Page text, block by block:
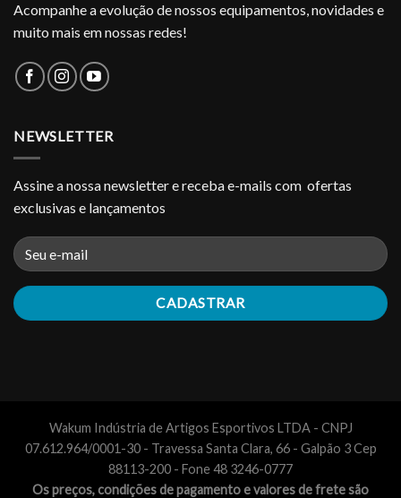
Acompanhe a evolução de nossos equipamentos, novidades e
muito mais em nossas redes!
NEWSLETTER
Assine a nossa newsletter e receba e-mails com ofertas
exclusivas e lançamentos
Wakum Indústria de Artigos Esportivos LTDA - CNPJ
07.612.964/0001-30 - Travessa Santa Clara, 66 - Galpão 3 Cep
88113-200 - Fone 48 3246-0777
Os preços, condições de pagamento e valores de frete são